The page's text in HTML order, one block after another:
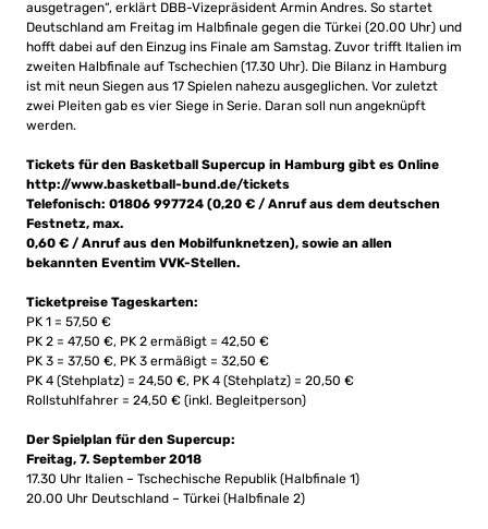
ausgetragen“, erklärt DBB-Vizepräsident Armin Andres. So startet
Deutschland am Freitag im Halbfinale gegen die Türkei (20.00 Uhr) und
hofft dabei auf den Einzug ins Finale am Samstag. Zuvor trifft Italien im
zweiten Halbfinale auf Tschechien (17.30 Uhr). Die Bilanz in Hamburg
ist mit neun Siegen aus 17 Spielen nahezu ausgeglichen. Vor zuletzt
zwei Pleiten gab es vier Siege in Serie. Daran soll nun angeknüpft
werden.
Tickets für den Basketball Supercup in Hamburg gibt es Online
http://www.basketball-bund.de/tickets
Telefonisch: 01806 997724 (0,20 € / Anruf aus dem deutschen
Festnetz, max.
0,60 € / Anruf aus den Mobilfunknetzen), sowie an allen
bekannten Eventim VVK-Stellen.
Ticketpreise Tageskarten:
PK 1 = 57,50 €
PK 2 = 47,50 €, PK 2 ermäßigt = 42,50 €
PK 3 = 37,50 €, PK 3 ermäßigt = 32,50 €
PK 4 (Stehplatz) = 24,50 €, PK 4 (Stehplatz) = 20,50 €
Rollstuhlfahrer = 24,50 € (inkl. Begleitperson)
Der Spielplan für den Supercup:
Freitag, 7. September 2018
17.30 Uhr Italien – Tschechische Republik (Halbfinale 1)
20.00 Uhr Deutschland – Türkei (Halbfinale 2)